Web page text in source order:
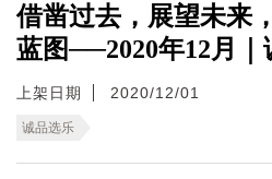
借凿过去，展望未来
蓝图──2020年12月
上架日期 2020/12/01
诚品选乐